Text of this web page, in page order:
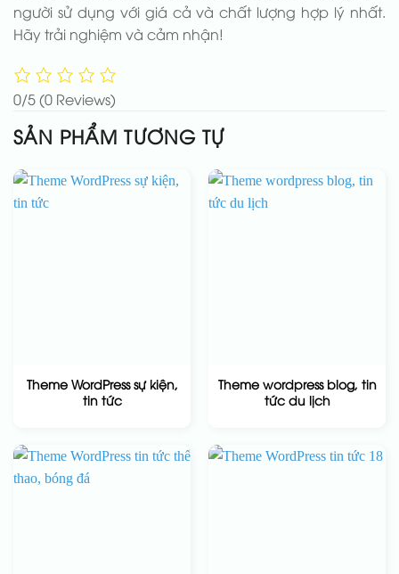
người sử dụng với giá cả và chất lượng hợp lý nhất.
Hãy trải nghiệm và cảm nhận!
0/5(0 Reviews)
SẢN PHẨM TƯƠNG TỰ
Theme WordPress sự kiện,
tin tức
Theme wordpress blog, tin
tức du lịch